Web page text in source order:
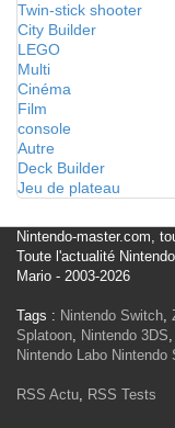
Twin-stick shooter
City Builder
LEGO
Multi
Cinéma
Film
console
Autre
Deck Builder
Jeu de plateau
Nintendo-master.com,
Toute l'actualité
Mario - 2003-2026
Tags : Nintendo Switch,
Splatoon, Nintendo 3DS,
Nintendo Labo Nintendo
RSS Actu, RSS Tests